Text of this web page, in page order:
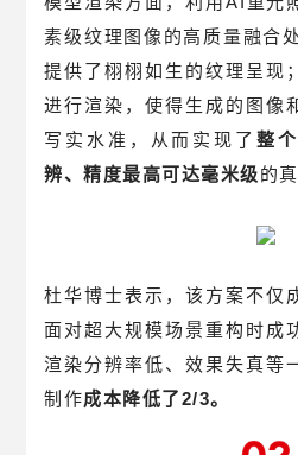
素级纹理图像的高质量融合
提供了栩栩如生的纹理呈现
进行渲染，使得生成的图像
写实水准，从而实现了 整
辨、精度最高可达毫米级的
杜华博士表示，该方案不仅
面对超大规模场景重构时成
渲染分辨率低、效果失真等
制作成本降低了2/3。